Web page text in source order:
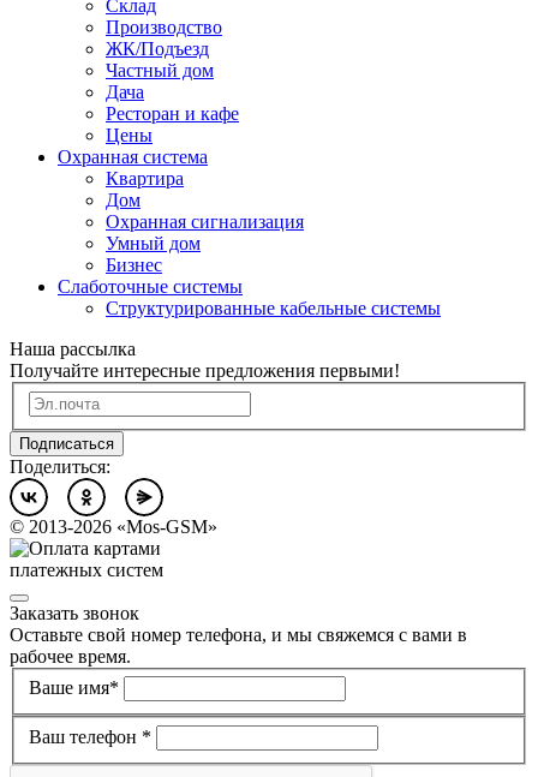
Склад
Производство
ЖК/Подъезд
Частный дом
Дача
Ресторан и кафе
Цены
Охранная система
Квартира
Дом
Охранная сигнализация
Умный дом
Бизнес
Слаботочные системы
Структурированные кабельные системы
Наша рассылка
Получайте интересные предложения первыми!
Подписаться
Поделиться:
© 2013-2026 «Mos-GSM»
Заказать звонок
Оставьте свой номер телефона, и мы свяжемся с вами в
рабочее время.
Ваше имя*
Ваш телефон *